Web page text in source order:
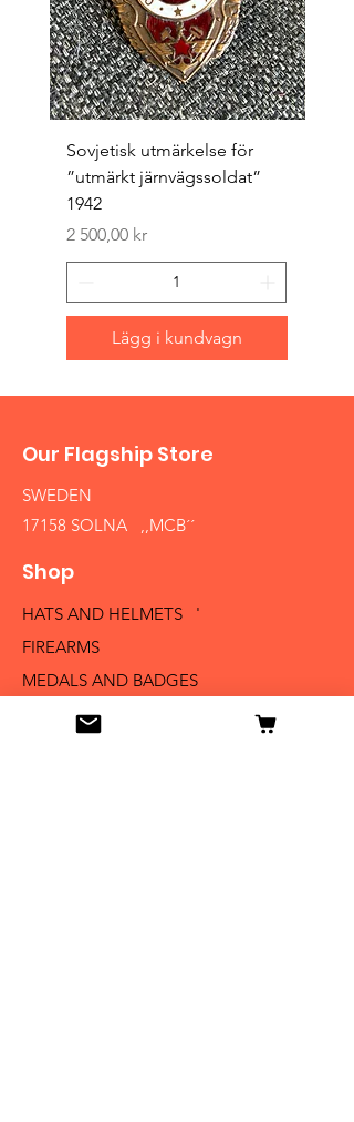
Sovjetisk utmärkelse för
”utmärkt järnvägssoldat”
1942
Pris
2 500,00 kr
Lägg i kundvagn
Our Flagship Store
SWEDEN
17158 SOLNA ,,MCB´´
Shop
HATS AND HELMETS '
FIREARMS
MEDALS AND BADGES
BAYONETS